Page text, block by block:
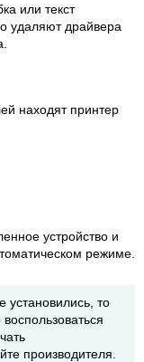
или текст
удаляют драйвера
находят принтер
устройство и
режиме.
установились, то
производителя.